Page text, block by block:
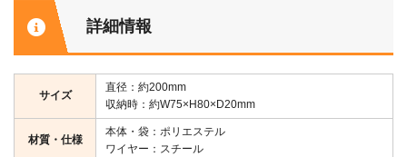
詳細情報
サイズ
直径：約200mm
収納時：約W75×H80×D20mm
材質・仕様
本体・袋：ポリエステル
ワイヤー：スチール